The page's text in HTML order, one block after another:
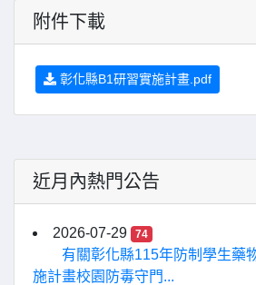
附件下載
彰化縣B1研習實施計畫.pdf
近月內熱門公告
2026-07-29 74
有關彰化縣115年防制學生藥
施計畫校園防毒守門...